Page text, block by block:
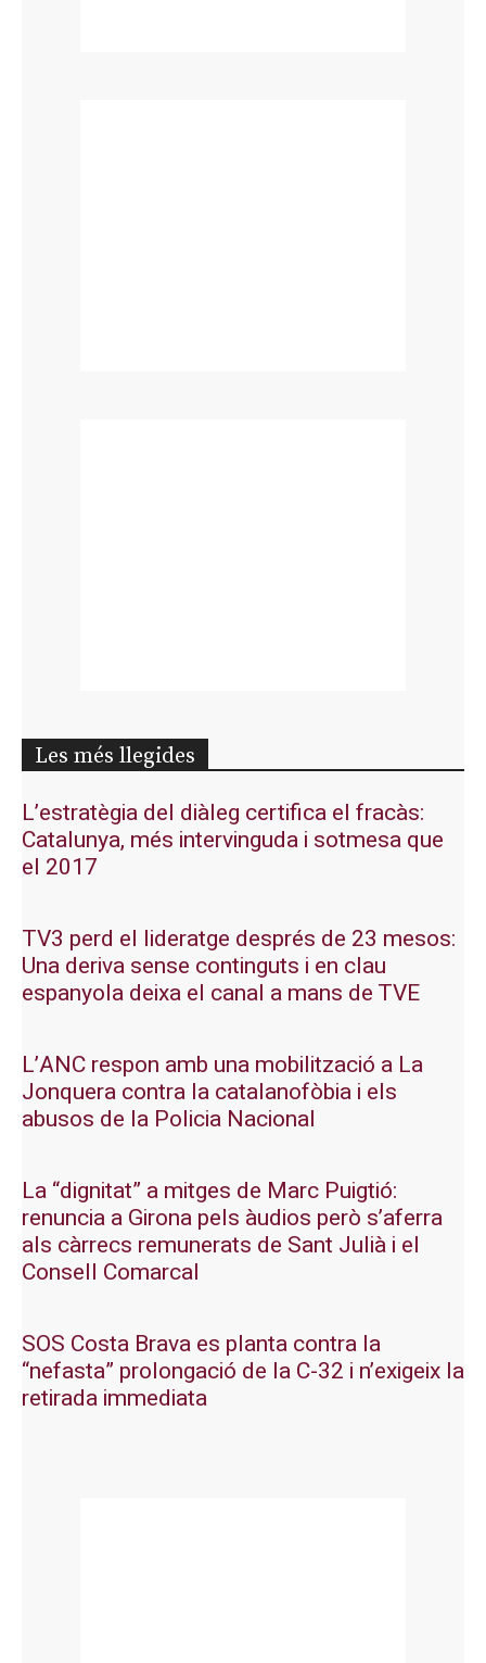
Les més llegides
L’estratègia del diàleg certifica el fracàs:
Catalunya, més intervinguda i sotmesa que
el 2017
TV3 perd el lideratge després de 23 mesos:
Una deriva sense continguts i en clau
espanyola deixa el canal a mans de TVE
L’ANC respon amb una mobilització a La
Jonquera contra la catalanofòbia i els
abusos de la Policia Nacional
La “dignitat” a mitges de Marc Puigtió:
renuncia a Girona pels àudios però s’aferra
als càrrecs remunerats de Sant Julià i el
Consell Comarcal
SOS Costa Brava es planta contra la
“nefasta” prolongació de la C-32 i n’exigeix la
retirada immediata